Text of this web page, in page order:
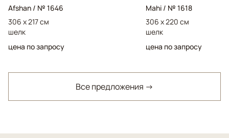
Afshan / № 1646
306 x 217 см
шелк
цена по запросу
Mahi / № 1618
306 x 220 см
шелк
цена по запросу
Все предложения →